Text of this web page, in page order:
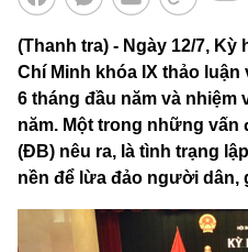
(Thanh tra) - Ngày 12/7,
Chí Minh khóa IX thảo
6 tháng đầu năm và nhiệm
năm. Một trong những vấn
(ĐB) nêu ra, là tình trạng
nền để lừa đảo người dân,